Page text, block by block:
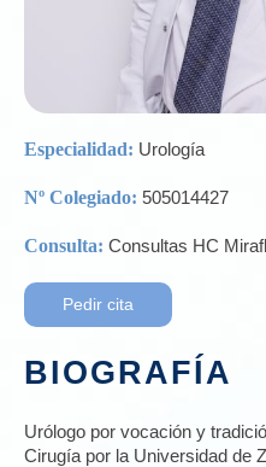
Especialidad: Urología
Nº Colegiado: 505014427
Consulta: Consultas HC
Pedir cita
BIOGRAFÍA
Urólogo por vocación y
Cirugía por la Universidad de